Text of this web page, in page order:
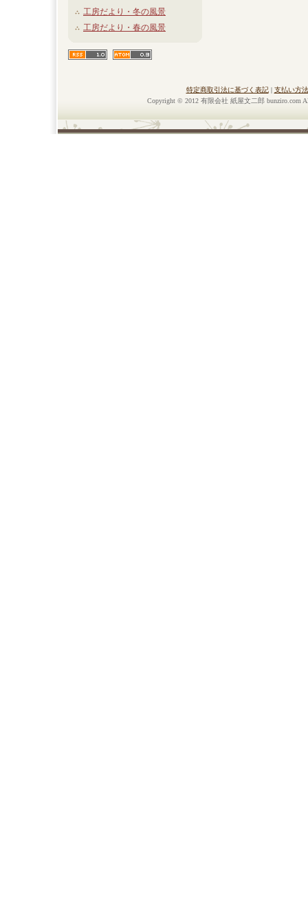
工房だより・冬の風景
工房だより・春の風景
特定商取引法に基づく表記| 支払い方
Copyright © 2012 有限会社 紙屋文二郎 bunziro.com